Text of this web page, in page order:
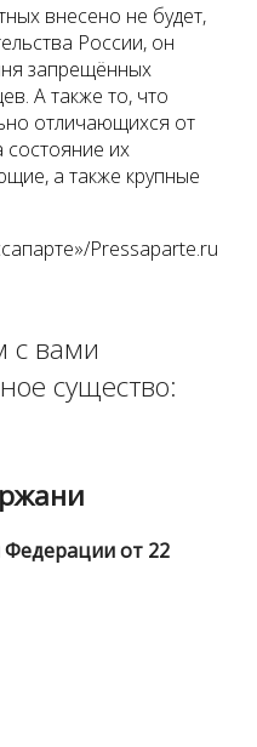
внесено не будет,
России, он
запрещённых
А также то, что
отличающихся от
их
а также крупные
Pressaparte.ru
с вами
существо:
Федерацииот 22